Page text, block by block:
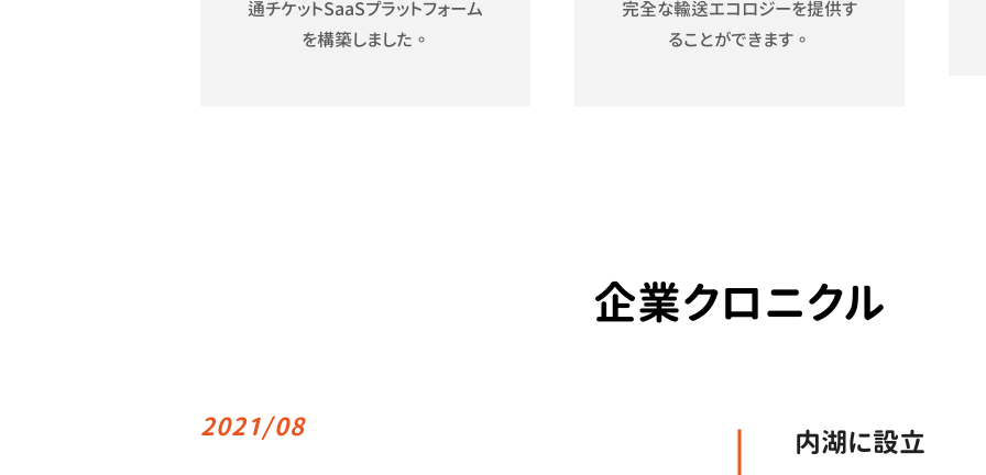
通チケットSaaSプラットフォーム
を構築しました。
完全な輸送エコロジーを提供す
ることができます。
企業クロニクル
2021/08
内湖に設立